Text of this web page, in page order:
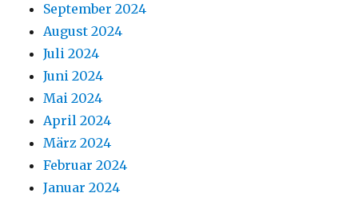
September 2024
August 2024
Juli 2024
Juni 2024
Mai 2024
April 2024
März 2024
Februar 2024
Januar 2024